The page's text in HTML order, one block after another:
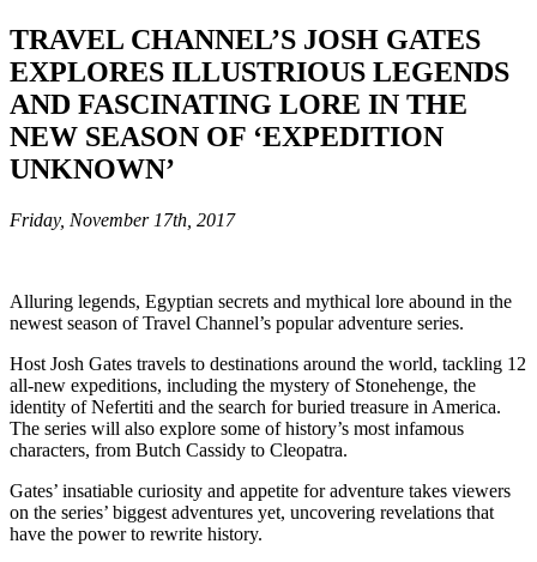
TRAVEL CHANNEL’S JOSH GATES
EXPLORES ILLUSTRIOUS LEGENDS
AND FASCINATING LORE IN THE
NEW SEASON OF ‘EXPEDITION
UNKNOWN’
Friday, November 17th, 2017
Alluring legends, Egyptian secrets and mythical lore abound in the
newest season of Travel Channel’s popular adventure series.
Host Josh Gates travels to destinations around the world, tackling 12
all-new expeditions, including the mystery of Stonehenge, the
identity of Nefertiti and the search for buried treasure in America.
The series will also explore some of history’s most infamous
characters, from Butch Cassidy to Cleopatra.
Gates’ insatiable curiosity and appetite for adventure takes viewers
on the series’ biggest adventures yet, uncovering revelations that
have the power to rewrite history.